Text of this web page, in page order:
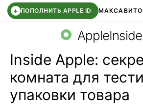
+ ПОПОЛНИТЬ APPLE ID МАКСАВИТО
СБЕР КИДС ВТБ ОНЛАЙН ЧАТ
Inside Apple:
комната для
упаковки товара